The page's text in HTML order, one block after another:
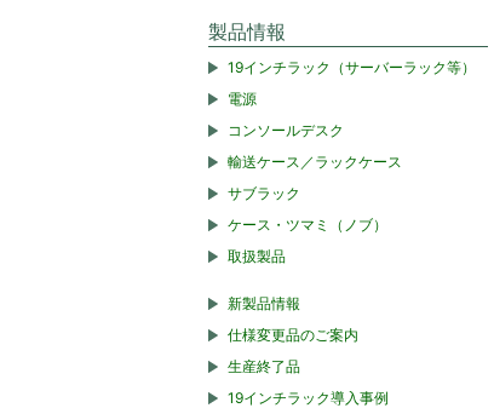
製品情報
19インチラック（サーバーラック等）
電源
コンソールデスク
輸送ケース／ラックケース
サブラック
ケース・ツマミ（ノブ）
取扱製品
新製品情報
仕様変更品のご案内
生産終了品
19インチラック導入事例